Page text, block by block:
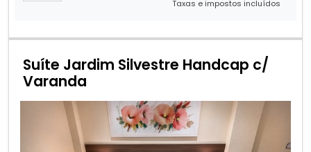
Taxas e impostos incluídos
Suíte Jardim Silvestre Handcap c/
Varanda